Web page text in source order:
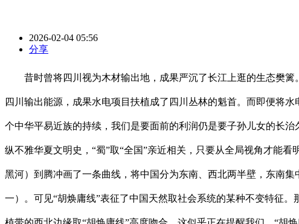
2026-02-04 05:56
分享
昔时曾将四川视为木材输出地，成果严沉了长江上逛的生态樊篱
四川输出能源，成果水电项目扶植成了四川丛林的魁首。而即便将
个中华平易近族的持续，我们是要面前的利润仍是要子孙儿女的长治
纵不雅华夏文明史，“蜀”取“全国”亲近相关，只要从全局视角才能
黑河）到腾冲画了一条曲线，将中国分为东南、西北两半壁，东南
一）。可见“胡焕庸线”表征了中国天然取社会系统的某种不变特征